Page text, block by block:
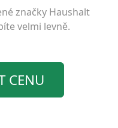
značky Haushalt
velmi levně.
CENU